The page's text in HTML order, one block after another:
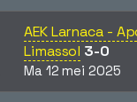
AEK Larnaca -
Limassol 3-0
Ma 12 mei 2025